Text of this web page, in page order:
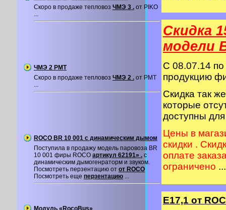
Скоро в продаже тепловоз ЧМЭ 3 . от PIKO
...
ЧМЭ 2 PMT
Скоро в продаже тепловоз ЧМЭ 2 . от PMT
...
ROCO BR 10 001 с динамическим дымом
Поступила в продажу модель паровоза BR
10 001 фиры ROCO артикул 62191» . с
динамическим дымогенраторм и звуком.
Посмотреть перзентацию от от ROCO
Посмотреть еще перзентацию ...
Модуль «RocoBus»
Скидка
модели
C 08.07.14
продукцию
Скидка так
которые
доступны
Цены в
скидки .
оплате
ограничено ...
Е17,1 от